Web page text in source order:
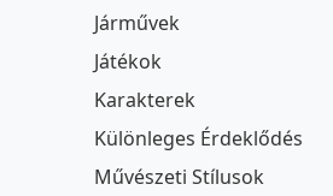
Járművek
Játékok
Karakterek
Különleges Érdeklődés
Művészeti Stílusok